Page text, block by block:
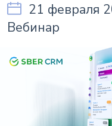
21 февраля
Вебинар